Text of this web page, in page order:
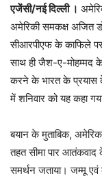
एजेंसी/नई दिल्ली ।
अमेरिकी समकक्ष अजित
सीआरपीएफ के काफिले
साथ ही जैश-ए-मोहम्मद
करने के भारत के प्रयास
में शनिवार को यह कहा
बयान के मुताबिक,
तहत सीमा पार
समर्थन जताया। जम्मू